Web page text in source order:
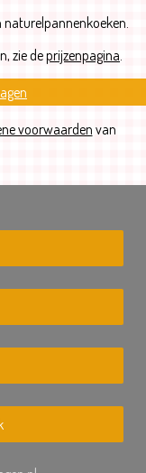
zie deprijzenpagina
voorwaardenvan